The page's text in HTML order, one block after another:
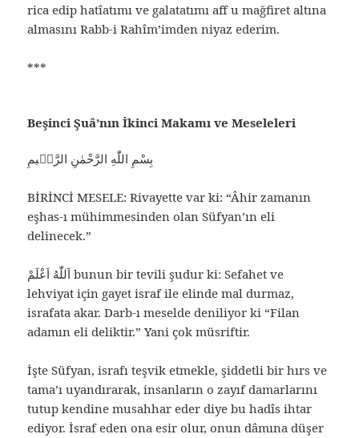
rica edip hatîatımı ve galatatımı aff u mağfiret altına
almasını Rabb-i Rahîm’imden niyaz ederim.
***
Beşinci Şuâ’nın İkinci Makamı ve Meseleleri
بِسْمِ اللّٰهِ الرَّحْمٰنِ الرَّحٖيمِ
BİRİNCİ MESELE: Rivayette var ki: “Âhir zamanın
eşhas-ı mühimmesinden olan Süfyan’ın eli
delinecek.”
اَللّٰهُ اَعْلَمْ bunun bir tevili şudur ki: Sefahet ve
lehviyat için gayet israf ile elinde mal durmaz,
israfata akar. Darb-ı meselde deniliyor ki “Filan
adamın eli deliktir.” Yani çok müsriftir.
İşte Süfyan, israfı teşvik etmekle, şiddetli bir hırs ve
tama’ı uyandırarak, insanların o zayıf damarlarını
tutup kendine musahhar eder diye bu hadîs ihtar
ediyor. İsraf eden ona esir olur, onun dâmına düşer